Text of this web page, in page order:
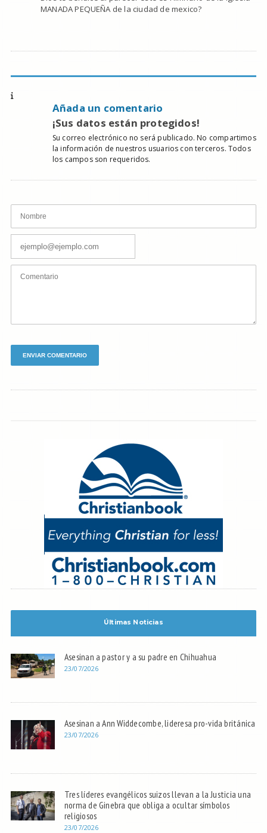
MANADA PEQUEÑA de la ciudad de mexico?
Añada un comentario
¡Sus datos están protegidos!
Su correo electrónico no será publicado. No compartimos
la información de nuestros usuarios con terceros. Todos
los campos son requeridos.
Últimas Noticias
Asesinan a pastor y a su padre en Chihuahua
23/07/2026
Asesinan a Ann Widdecombe, lideresa pro-vida británica
23/07/2026
Tres líderes evangélicos suizos llevan a la Justicia una
norma de Ginebra que obliga a ocultar símbolos
religiosos
23/07/2026